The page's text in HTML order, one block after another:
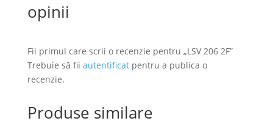
opinii
Fii primul care scrii o recenzie pentru „LSV 206 2F”
Trebuie să fii autentificatpentru a publica o
recenzie.
Produse similare